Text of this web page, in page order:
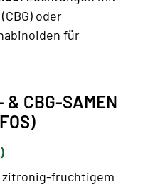
oder
für
& CBG-SAMEN
zitronig-fruchtigem